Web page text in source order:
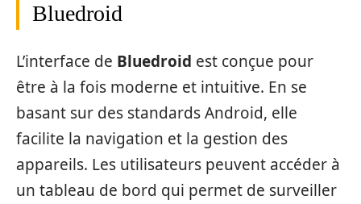
Bluedroid
L’interface de Bluedroid est conçue pour
être à la fois moderne et intuitive. En se
basant sur des standards Android, elle
facilite la navigation et la gestion des
appareils. Les utilisateurs peuvent accéder à
un tableau de bord qui permet de surveiller